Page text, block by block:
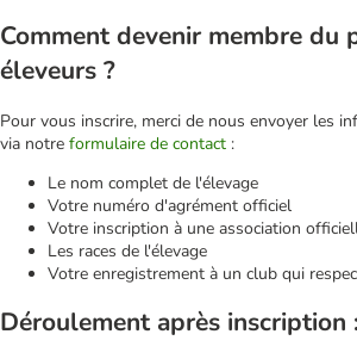
Comment devenir membre du
éleveurs ?
Pour vous inscrire, merci de nous envoyer les
via notre formulaire de contact :
Le nom complet de l'élevage
Votre numéro d'agrément officiel
Votre inscription à une association
Les races de l'élevage
Votre enregistrement à un club qui
Déroulement après inscription